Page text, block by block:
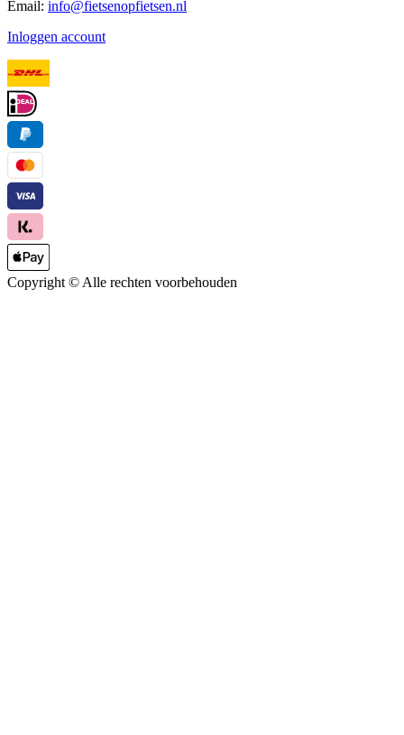
Email: info@fietsenopfietsen.nl
Inloggen account
Copyright © Alle rechten voorbehouden